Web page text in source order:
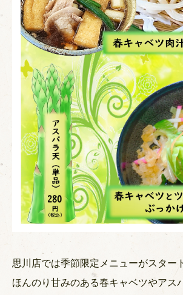
思川店では季節限定メニューがスター
ほんのり甘みのある春キャベツやアス